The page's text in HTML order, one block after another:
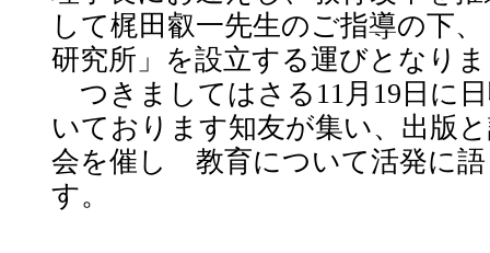
して梶田叡一先生のご指導の下、
研究所」を設立する運びとなり
つきましてはさる11月19日に
いております知友が集い、出版
会を催し 教育について活発に
す。